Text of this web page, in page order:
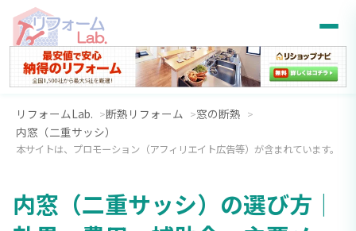
リフォームLab. 断熱リフォーム
窓の断熱
内窓（二重サッシ）
本サイトは、プロモーション（アフィリエイト広告等）が含まれています。
内窓（二重サッシ）の選び方｜